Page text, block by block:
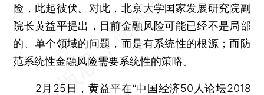
险，此起彼伏。对此，北京大学国家发展研究院副
院长黄益平提出，目前金融风险可能已经不是局部
的、单个领域的问题，而是有系统性的根源；而防
范系统性金融风险需要系统性的策略。
2月25日，黄益平在“中国经济50人论坛2018